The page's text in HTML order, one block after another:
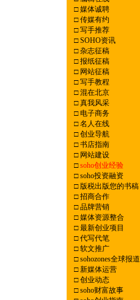
□媒体诚聘
□传媒有约
□写手推荐
□SOHO资讯
□杂志征稿
□报纸征稿
□网站征稿
□写手教程
□混在北京
□真我风采
□电子商务
□名人在线
□创业导航
□书店指南
□网站建设
□ soho创业经验
□soho投资融资
□版税出版您的书稿
□招商合作
□品牌营销
□媒体资源整合
□最新创业项目
□代写代笔
□软文推广
□sohozones全球报道
□新媒体运营
□创业动态
□soho财富故事